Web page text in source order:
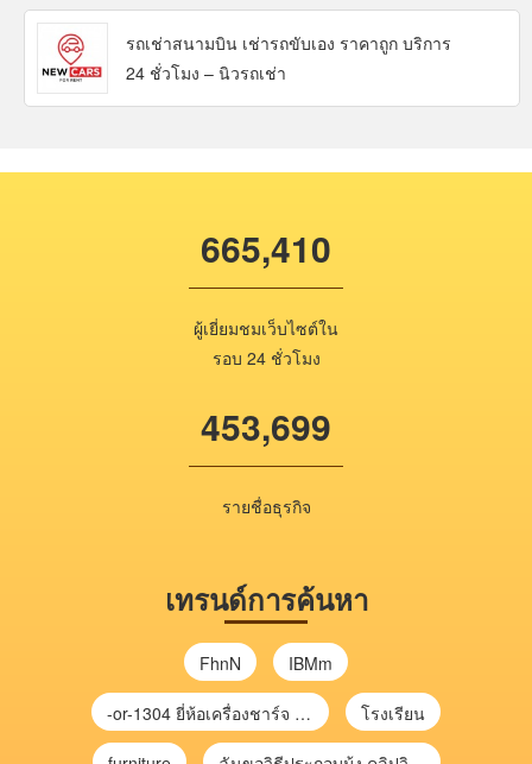
รถเช่าสนามบิน เช่ารถขับเอง ราคาถูก บริการ
24 ชั่วโมง – นิวรถเช่า
665,410
ผู้เยี่ยมชมเว็บไซต์ใน
รอบ 24 ชั่วโมง
453,699
รายชื่อธุรกิจ
เทรนด์การค้นหา
FhnN IBMm
-or-1304 ยี่ห้อเครื่องชาร์จ chargecore โรงเรียน